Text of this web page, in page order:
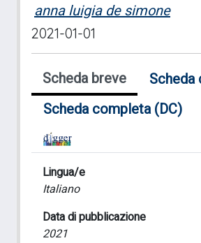
anna luigia de simone
2021-01-01
Scheda breve
Scheda completa (DC)
Lingua/e
Italiano
Data di pubblicazione
2021